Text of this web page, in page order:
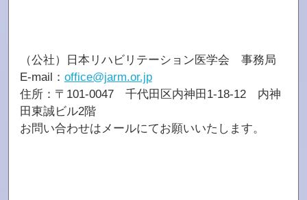
（公社）日本リハビリテーション医学会 事務局
E-mail： office@jarm.or.jp
住所：〒101-0047 千代田区内神田1-18-12 内神
田東誠ビル2階
お問い合わせはメールにてお願いいたします。